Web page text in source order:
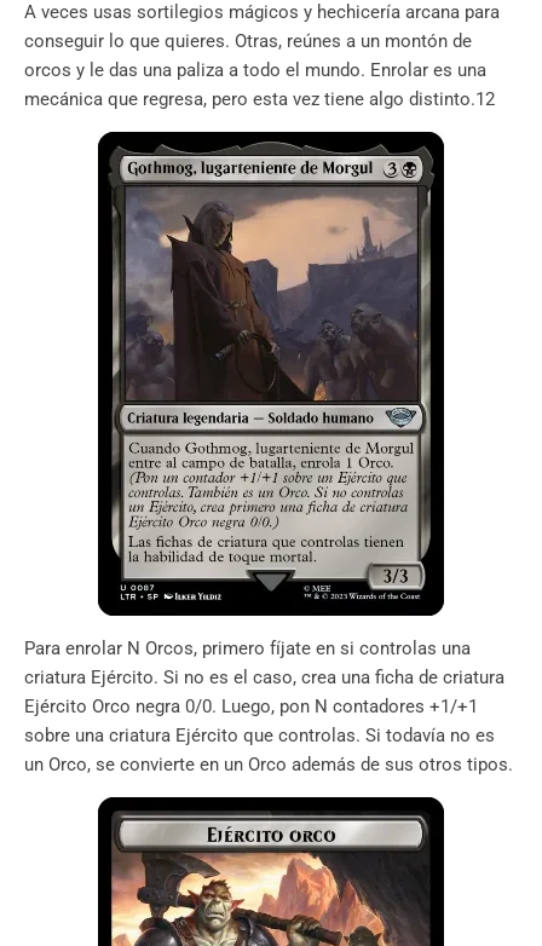
A veces usas sortilegios mágicos y hechicería arcana para
conseguir lo que quieres. Otras, reúnes a un montón de
orcos y le das una paliza a todo el mundo. Enrolar es una
mecánica que regresa, pero esta vez tiene algo distinto.12
Para enrolar N Orcos, primero fíjate en si controlas una
criatura Ejército. Si no es el caso, crea una ficha de criatura
Ejército Orco negra 0/0. Luego, pon N contadores +1/+1
sobre una criatura Ejército que controlas. Si todavía no es
un Orco, se convierte en un Orco además de sus otros tipos.